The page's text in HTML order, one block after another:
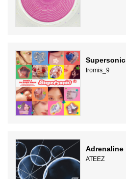
Supersonic
fromis_9
Adrenaline
ATEEZ